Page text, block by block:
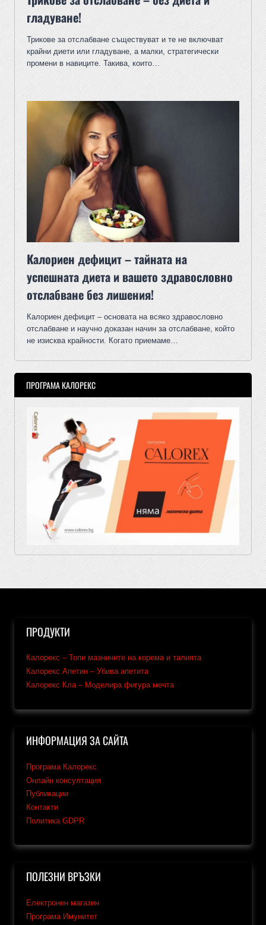
гладуване!
Трикове за отслабване съществуват и те не включват
крайни диети или гладуване, а малки, стратегически
промени в навиците. Такива, които…
Калориен дефицит – тайната на
успешната диета и вашето здравословно
отслабване без лишения!
Калориен дефицит – основата на всяко здравословно
отслабване и научно доказан начин за отслабване, който
не изисква крайности. Когато приемаме…
ПРОГРАМА КАЛОРЕКС
ПРОДУКТИ
Калорекс – Топи мазнините на корема и талията
Калорекс Апетин – Убива апетита
Калорекс Кла – Моделира фигура мечта
ИНФОРМАЦИЯ ЗА САЙТА
Програма Калорекс
Онлайн консултация
Публикации
Контакти
Политика GDPR
ПОЛЕЗНИ ВРЪЗКИ
Електронен магазин
Програма Имунитет